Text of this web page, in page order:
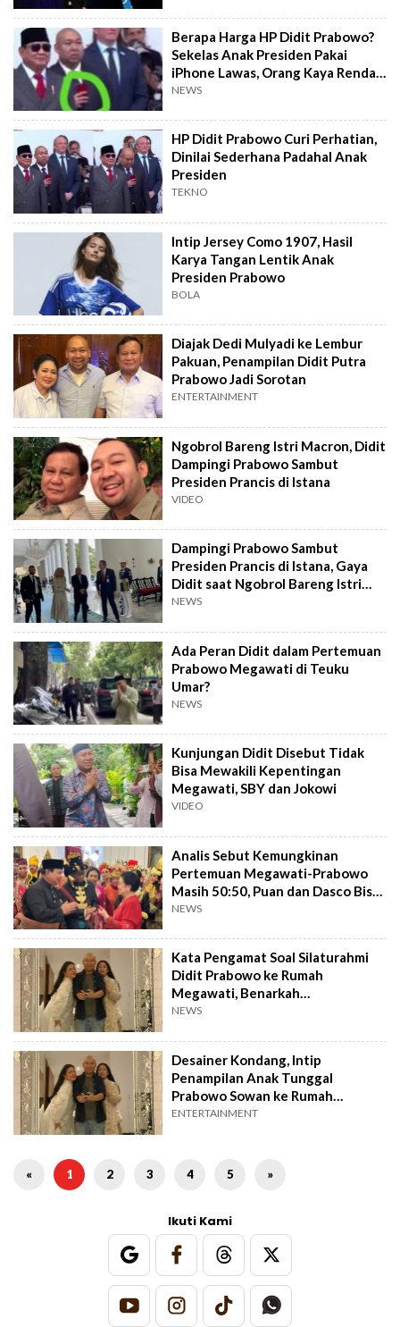
Berapa Harga HP Didit Prabowo?
Sekelas Anak Presiden Pakai
iPhone Lawas, Orang Kaya Rendah
Hati!
NEWS
HP Didit Prabowo Curi Perhatian,
Dinilai Sederhana Padahal Anak
Presiden
TEKNO
Intip Jersey Como 1907, Hasil
Karya Tangan Lentik Anak
Presiden Prabowo
BOLA
Diajak Dedi Mulyadi ke Lembur
Pakuan, Penampilan Didit Putra
Prabowo Jadi Sorotan
ENTERTAINMENT
Ngobrol Bareng Istri Macron, Didit
Dampingi Prabowo Sambut
Presiden Prancis di Istana
VIDEO
Dampingi Prabowo Sambut
Presiden Prancis di Istana, Gaya
Didit saat Ngobrol Bareng Istri
Macron
NEWS
Ada Peran Didit dalam Pertemuan
Prabowo Megawati di Teuku
Umar?
NEWS
Kunjungan Didit Disebut Tidak
Bisa Mewakili Kepentingan
Megawati, SBY dan Jokowi
VIDEO
Analis Sebut Kemungkinan
Pertemuan Megawati-Prabowo
Masih 50:50, Puan dan Dasco Bisa
Bawa Harapan
NEWS
Kata Pengamat Soal Silaturahmi
Didit Prabowo ke Rumah
Megawati, Benarkah
Kekeluargaan?
NEWS
Desainer Kondang, Intip
Penampilan Anak Tunggal
Prabowo Sowan ke Rumah
Megawati
ENTERTAINMENT
« 1 2 3 4 5 »
Ikuti Kami